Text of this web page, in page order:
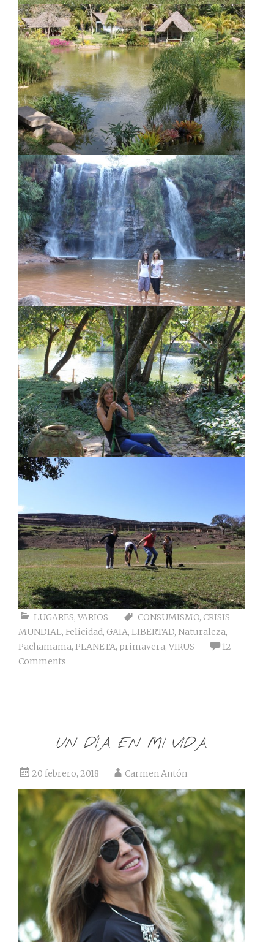
LUGARES, VARIOS CONSUMISMO, CRISIS
MUNDIAL, Felicidad, GAIA, LIBERTAD, Naturaleza,
Pachamama, PLANETA, primavera, VIRUS
12
Comments
UN DÍA EN MI VIDA
20 febrero, 2018 Carmen Antón